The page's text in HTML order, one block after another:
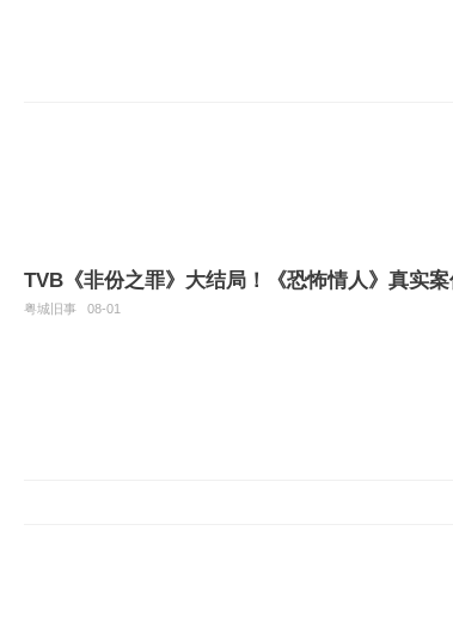
TVB《非份之罪》大结局！《恐怖情人》真实
粤城旧事 08-01